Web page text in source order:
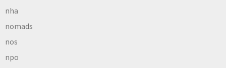
nha
nomads
nos
npo